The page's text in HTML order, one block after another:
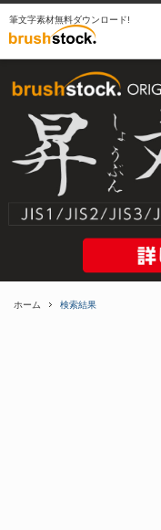
筆文字素材無料ダウンロード!
ホーム 検索結果